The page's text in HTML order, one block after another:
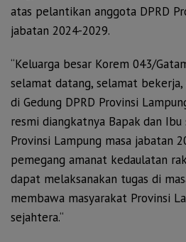
atas pelantikan anggota DPRD
jabatan 2024-2029.
“Keluarga besar Korem 043/
selamat datang, selamat
di Gedung DPRD Provinsi
resmi diangkatnya Bapak dan Ibu
Provinsi Lampung masa jabatan
pemegang amanat kedaulatan
dapat melaksanakan tugas di
membawa masyarakat Provinsi
sejahtera.“